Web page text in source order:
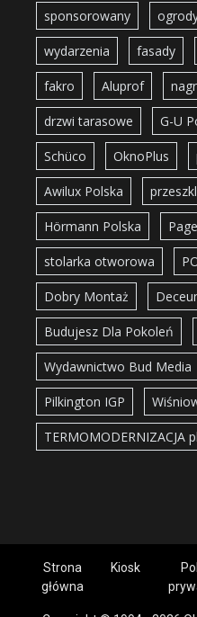
sponsorowany
wydarzenia fasady
fakro Aluprof
drzwi tarasowe G-U
Schüco OknoPlus
Awilux Polska
Hörmann Polska
stolarka otworowa
Dobry Montaż
Budujesz Dla Pokoleń
Wydawnictwo Bud Media
Pilkington IGP
TERMOMODERNIZACJA
Strona
główna
Kiosk